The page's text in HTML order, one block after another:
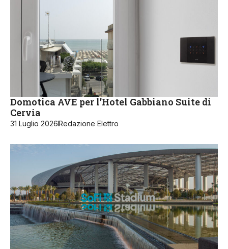
Domotica AVE per l’Hotel Gabbiano Suite di
Cervia
31 Luglio 2026Redazione Elettro